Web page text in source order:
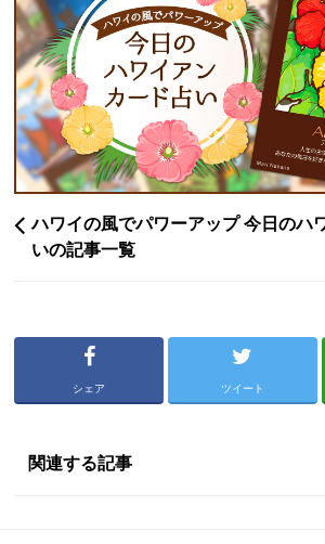
ハワイの風でパワーアップ 今日のハ
いの記事一覧
シェア ツイート
関連する記事